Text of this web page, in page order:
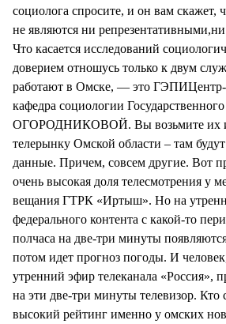
социолога спросите, и он вам
не являются ни
Что касается исследований
доверием отношусь только к двум
работают в Омске, — это
кафедра социологии
ОГОРОДНИКОВОЙ. Вы возьмите их
телерынку Омской области – там
данные. Причем, совсем другие. Вот
очень высокая доля телесмотрения у
вещания ГТРК «Иртыш». Но на
федерального контента с какой-то
полчаса на две-три минуты
потом идет прогноз погоды. И
утренний эфир телеканала «Россия»,
на эти две-три минуты телевизор. Кто
высокий рейтинг именно у омских